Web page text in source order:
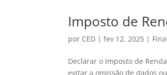
Imposto de
por CED |fev 12, 2025 |
Declarar o Imposto de
evitar a omissão de dados